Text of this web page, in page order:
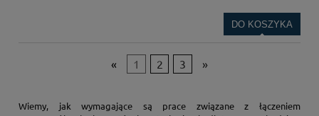
DO KOSZYKA
« 1 2 3 »
Wiemy, jak wymagające są prace związane z łączeniem